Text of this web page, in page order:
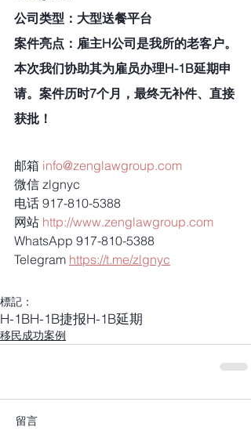
公司类型：大型送餐平台
案件亮点：雇主H公司是我所的老客户。
本次我们协助其为雇员办理H-1B延期申
请。案件历时7个月，最终无补件、直接
获批！
邮箱 info@zenglawgroup.com
微信 zlgnyc
电话 917-810-5388
网站 http://www.zenglawgroup.com
WhatsApp 917-810-5388
Telegram https://t.me/zlgnyc
標記：
H-1BH-1B捷报H-1B延期
移民成功案例
留言